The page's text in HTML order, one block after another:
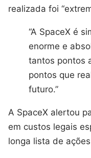
realizada foi
“A SpaceX é
enorme e
tantos pontos
pontos que
futuro.”
A SpaceX alertou
em custos legais
longa lista de